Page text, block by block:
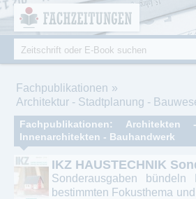
Fachzeitungen.de - Das
Fachmagazine
Suchformular
Suche
Fachpublikationen
Architektur - Stadtplanung -
Fachpublikationen:
Innenarchitekten - Bauhandwerk
IKZ HAUSTECHNIK
Sonderausgaben
bestimmten Fokusthema
Cookie-Einstellungen